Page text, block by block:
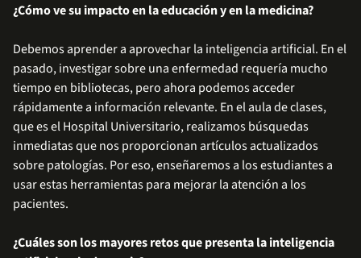
¿Cómo ve su impacto en la educación y en la medicina?
Debemos aprender a aprovechar la inteligencia artificial. En el
pasado, investigar sobre una enfermedad requería mucho
tiempo en bibliotecas, pero ahora podemos acceder
rápidamente a información relevante. En el aula de clases,
que es el Hospital Universitario, realizamos búsquedas
inmediatas que nos proporcionan artículos actualizados
sobre patologías. Por eso, enseñaremos a los estudiantes a
usar estas herramientas para mejorar la atención a los
pacientes.
¿Cuáles son los mayores retos que presenta la inteligencia